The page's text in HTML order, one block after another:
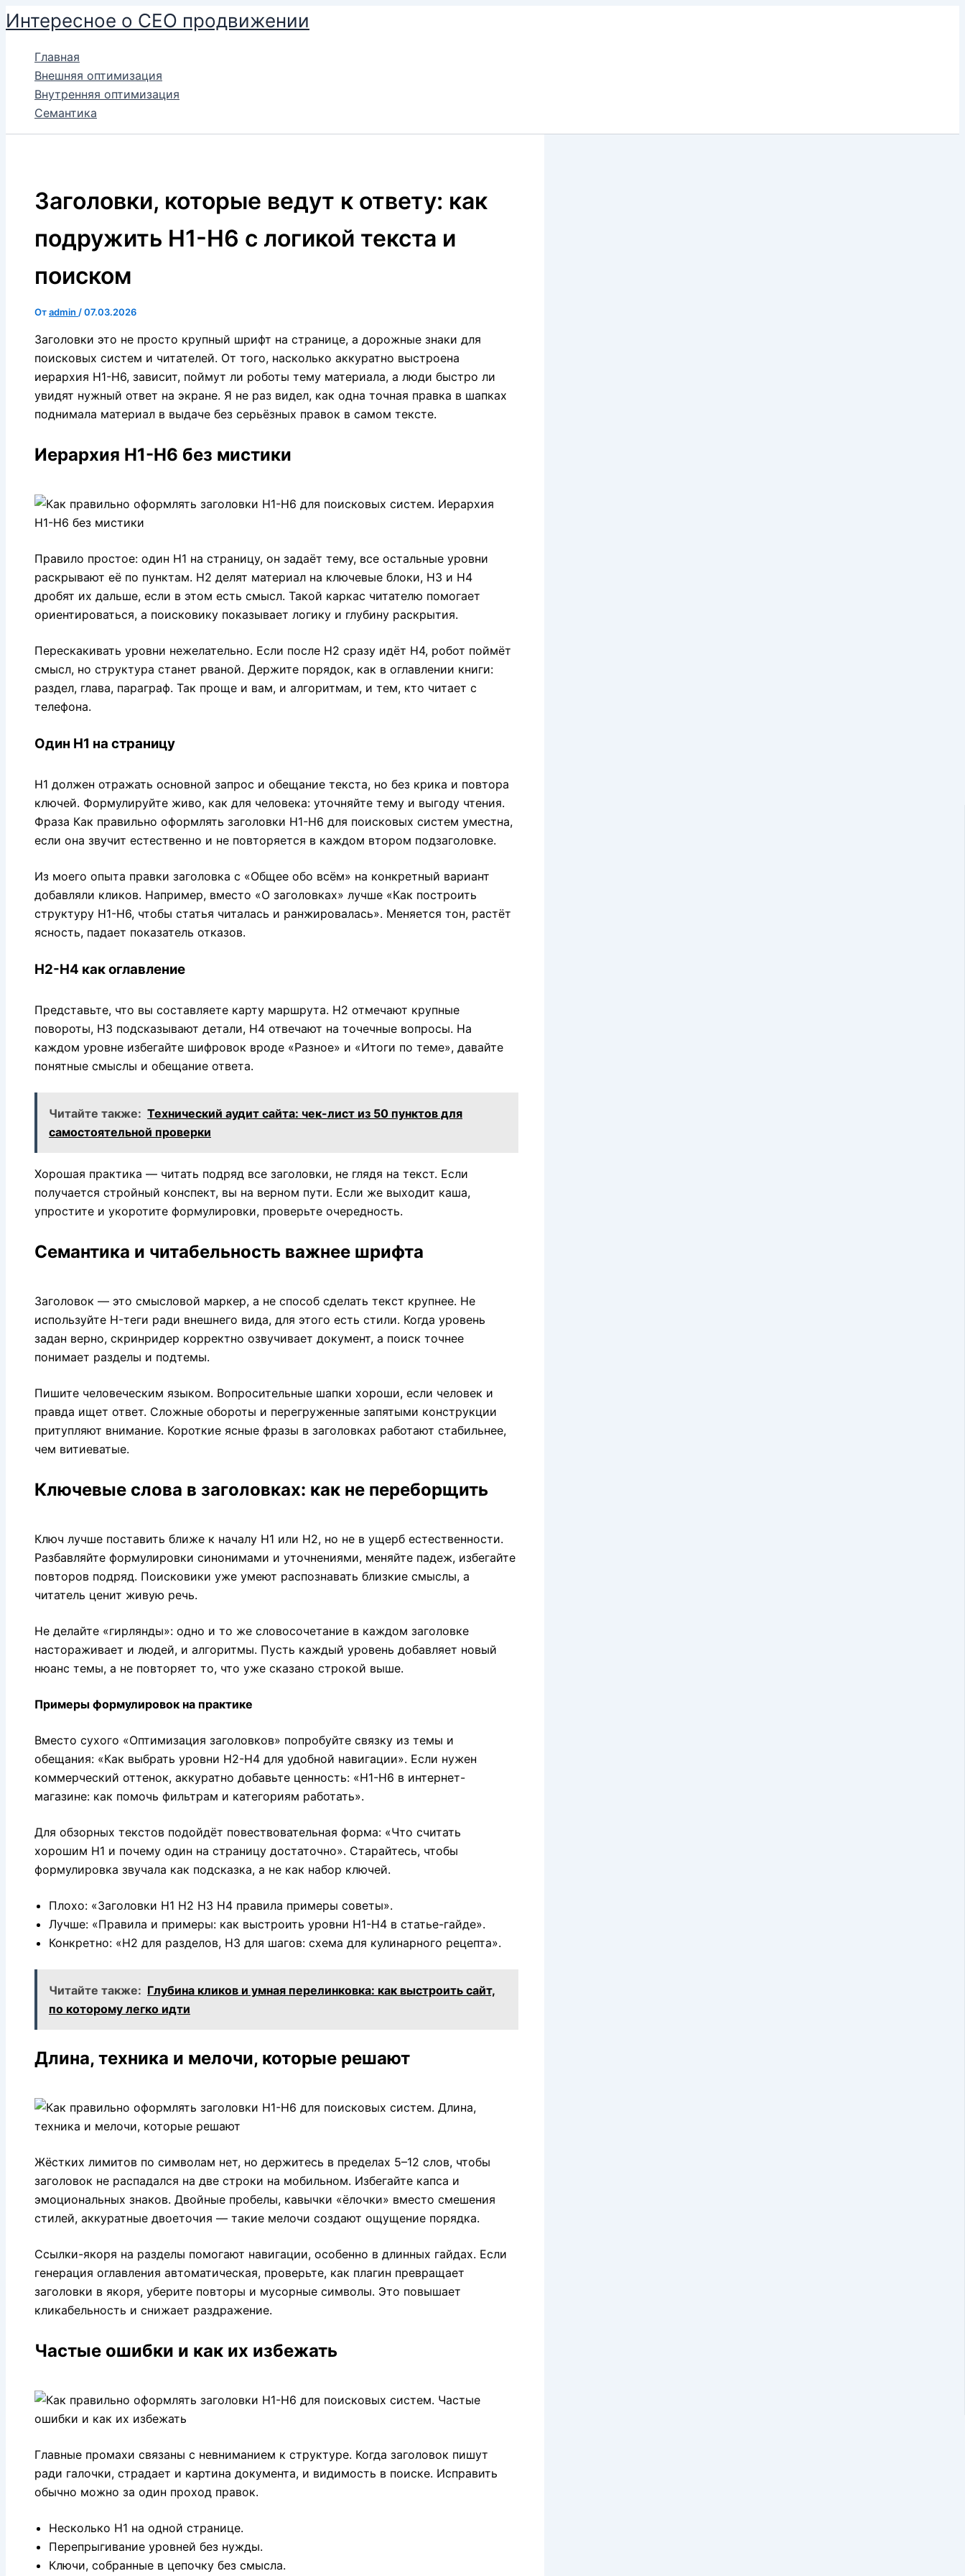
Перейти
к
содержимому
Интересное о СЕО продвижении
Главная
Внешняя оптимизация
Внутренняя оптимизация
Семантика
Заголовки, которые ведут к ответу: как
подружить H1-H6 с логикой текста и
поиском
Отadmin /07.03.2026
Заголовки это не просто крупный шрифт на странице, а дорожные знаки для
поисковых систем и читателей. От того, насколько аккуратно выстроена
иерархия H1-H6, зависит, поймут ли роботы тему материала, а люди быстро ли
увидят нужный ответ на экране. Я не раз видел, как одна точная правка в шапках
поднимала материал в выдаче без серьёзных правок в самом тексте.
Иерархия H1-H6 без мистики
Правило простое: один H1 на страницу, он задаёт тему, все остальные уровни
раскрывают её по пунктам. H2 делят материал на ключевые блоки, H3 и H4
дробят их дальше, если в этом есть смысл. Такой каркас читателю помогает
ориентироваться, а поисковику показывает логику и глубину раскрытия.
Перескакивать уровни нежелательно. Если после H2 сразу идёт H4, робот поймёт
смысл, но структура станет рваной. Держите порядок, как в оглавлении книги:
раздел, глава, параграф. Так проще и вам, и алгоритмам, и тем, кто читает с
телефона.
Один H1 на страницу
H1 должен отражать основной запрос и обещание текста, но без крика и повтора
ключей. Формулируйте живо, как для человека: уточняйте тему и выгоду чтения.
Фраза Как правильно оформлять заголовки H1-H6 для поисковых систем уместна,
если она звучит естественно и не повторяется в каждом втором подзаголовке.
Из моего опыта правки заголовка с «Общее обо всём» на конкретный вариант
добавляли кликов. Например, вместо «О заголовках» лучше «Как построить
структуру H1-H6, чтобы статья читалась и ранжировалась». Меняется тон, растёт
ясность, падает показатель отказов.
H2-H4 как оглавление
Представьте, что вы составляете карту маршрута. H2 отмечают крупные
повороты, H3 подсказывают детали, H4 отвечают на точечные вопросы. На
каждом уровне избегайте шифровок вроде «Разное» и «Итоги по теме», давайте
понятные смыслы и обещание ответа.
Читайте также: Технический аудит сайта: чек-лист из 50 пунктов для
самостоятельной проверки
Хорошая практика — читать подряд все заголовки, не глядя на текст. Если
получается стройный конспект, вы на верном пути. Если же выходит каша,
упростите и укоротите формулировки, проверьте очередность.
Семантика и читабельность важнее шрифта
Заголовок — это смысловой маркер, а не способ сделать текст крупнее. Не
используйте H-теги ради внешнего вида, для этого есть стили. Когда уровень
задан верно, скринридер корректно озвучивает документ, а поиск точнее
понимает разделы и подтемы.
Пишите человеческим языком. Вопросительные шапки хороши, если человек и
правда ищет ответ. Сложные обороты и перегруженные запятыми конструкции
притупляют внимание. Короткие ясные фразы в заголовках работают стабильнее,
чем витиеватые.
Ключевые слова в заголовках: как не переборщить
Ключ лучше поставить ближе к началу H1 или H2, но не в ущерб естественности.
Разбавляйте формулировки синонимами и уточнениями, меняйте падеж, избегайте
повторов подряд. Поисковики уже умеют распознавать близкие смыслы, а
читатель ценит живую речь.
Не делайте «гирлянды»: одно и то же словосочетание в каждом заголовке
настораживает и людей, и алгоритмы. Пусть каждый уровень добавляет новый
нюанс темы, а не повторяет то, что уже сказано строкой выше.
Примеры формулировок на практике
Вместо сухого «Оптимизация заголовков» попробуйте связку из темы и
обещания: «Как выбрать уровни H2-H4 для удобной навигации». Если нужен
коммерческий оттенок, аккуратно добавьте ценность: «H1-H6 в интернет-
магазине: как помочь фильтрам и категориям работать».
Для обзорных текстов подойдёт повествовательная форма: «Что считать
хорошим H1 и почему один на страницу достаточно». Старайтесь, чтобы
формулировка звучала как подсказка, а не как набор ключей.
Плохо: «Заголовки H1 H2 H3 H4 правила примеры советы».
Лучше: «Правила и примеры: как выстроить уровни H1-H4 в статье-гайде».
Конкретно: «H2 для разделов, H3 для шагов: схема для кулинарного рецепта».
Читайте также: Глубина кликов и умная перелинковка: как выстроить сайт,
по которому легко идти
Длина, техника и мелочи, которые решают
Жёстких лимитов по символам нет, но держитесь в пределах 5–12 слов, чтобы
заголовок не распадался на две строки на мобильном. Избегайте капса и
эмоциональных знаков. Двойные пробелы, кавычки «ёлочки» вместо смешения
стилей, аккуратные двоеточия — такие мелочи создают ощущение порядка.
Ссылки-якоря на разделы помогают навигации, особенно в длинных гайдах. Если
генерация оглавления автоматическая, проверьте, как плагин превращает
заголовки в якоря, уберите повторы и мусорные символы. Это повышает
кликабельность и снижает раздражение.
Частые ошибки и как их избежать
Главные промахи связаны с невниманием к структуре. Когда заголовок пишут
ради галочки, страдает и картина документа, и видимость в поиске. Исправить
обычно можно за один проход правок.
Несколько H1 на одной странице.
Перепрыгивание уровней без нужды.
Ключи, собранные в цепочку без смысла.